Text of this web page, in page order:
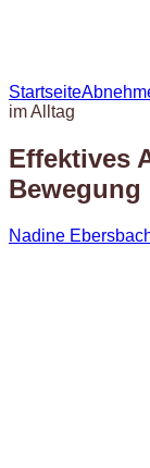
Startseite
im Alltag
Effektives
Bewegung
Nadine